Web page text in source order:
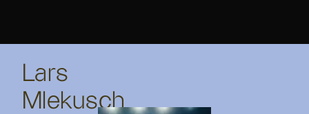
Lars
Mlekusch